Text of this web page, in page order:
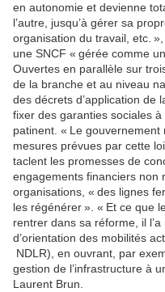
en autonomie et devienne
l’autre, jusqu’à gérer sa
organisation du travail, etc.
une SNCF « gérée comme
Ouvertes en parallèle sur
de la branche et au niveau
des décrets d’application de
fixer des garanties sociales
patinent. « Le gouvernement
mesures prévues par cette
taclent les promesses de
engagements financiers non
organisations, « des lignes
les régénérer ». « Et ce que
rentrer dans sa réforme, il
d’orientation des mobilités
NDLR), en ouvrant, par
gestion de l’infrastructure à
Laurent Brun.